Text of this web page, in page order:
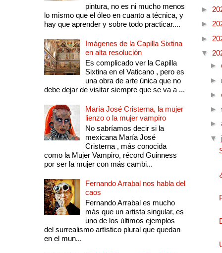
pintura, no es ni mucho menos
lo mismo que el óleo en cuanto a técnica, y
hay que aprender y sobre todo practicar....
Imágenes de la Capilla Sixtina
en alta resolución
Es complicado ver la Capilla
Sixtina en el Vaticano , pero es
una obra de arte única que no
debe dejar de visitar siempre que se va a ...
María José Cristerna, la mujer
lienzo o la mujer vampiro
No sabríamos decir si la
mexicana María José
Cristerna , más conocida
como la Mujer Vampiro, récord Guinness
por ser la mujer con más cambi...
Fernando Arrabal nos habla del
caos
Fernando Arrabal es mucho
más que un artista singular, es
uno de los últimos ejemplos
del surrealismo artístico plural que quedan
en el mun...
►
►
►
▼
►
►
►
►
►
▼